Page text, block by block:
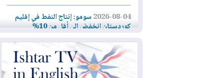
2026-08-04سومو: إنتاج النفط في إقليم
كوردستان انخفض إلى أقل من 10%
2026-08-04 ملفات حقبة الكاظمي تعود إلى
الواجهة.. أنباء عن مراجعات قضائية
وتحقيقات أوسع في قضايا فساد